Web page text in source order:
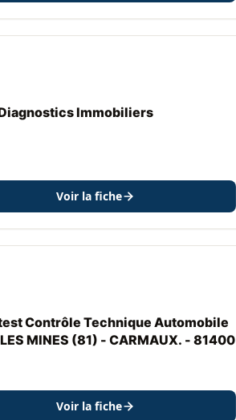
Immobiliers
Voir la fiche
Contrôle Technique Automobile
MINES (81) - CARMAUX. - 81400
Voir la fiche